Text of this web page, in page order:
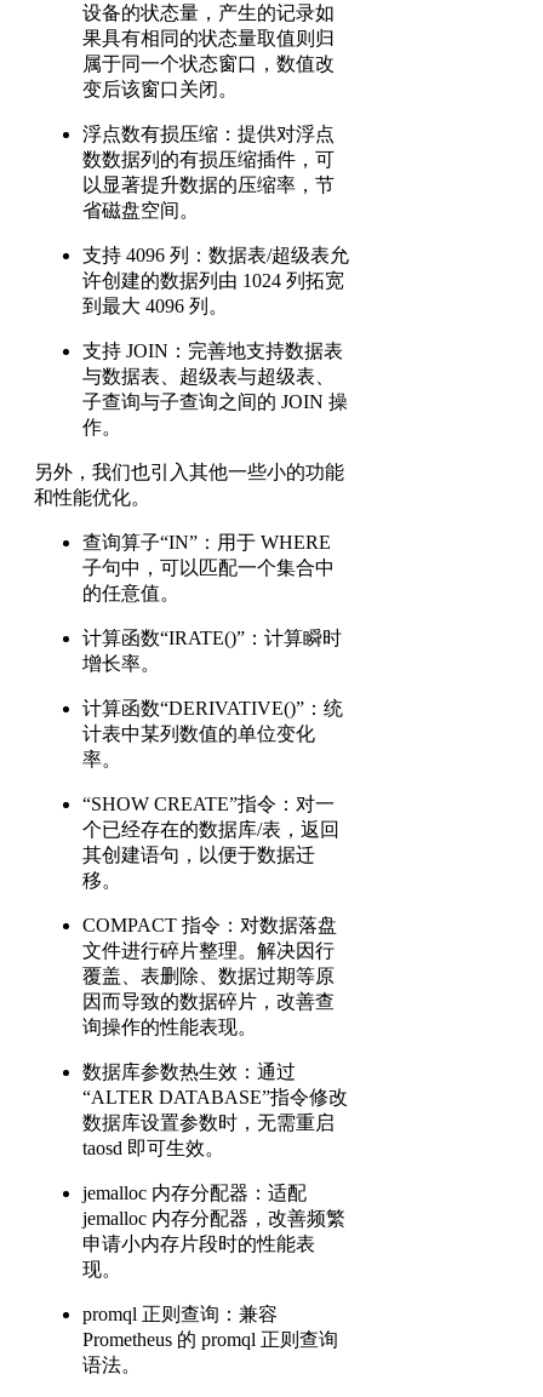
设备的状态量，产生的记录如
果具有相同的状态量取值则归
属于同一个状态窗口，数值改
变后该窗口关闭。
浮点数有损压缩：提供对浮点
数数据列的有损压缩插件，可
以显著提升数据的压缩率，节
省磁盘空间。
支持 4096 列：数据表/超级表允
许创建的数据列由 1024 列拓宽
到最大 4096 列。
支持 JOIN：完善地支持数据表
与数据表、超级表与超级表、
子查询与子查询之间的 JOIN 操
作。
另外，我们也引入其他一些小的功能
和性能优化。
查询算子“IN”：用于 WHERE
子句中，可以匹配一个集合中
的任意值。
计算函数“IRATE()”：计算瞬时
增长率。
计算函数“DERIVATIVE()”：统
计表中某列数值的单位变化
率。
“SHOW CREATE”指令：对一
个已经存在的数据库/表，返回
其创建语句，以便于数据迁
移。
COMPACT 指令：对数据落盘
文件进行碎片整理。解决因行
覆盖、表删除、数据过期等原
因而导致的数据碎片，改善查
询操作的性能表现。
数据库参数热生效：通过
“ALTER DATABASE”指令修改
数据库设置参数时，无需重启
taosd 即可生效。
jemalloc 内存分配器：适配
jemalloc 内存分配器，改善频繁
申请小内存片段时的性能表
现。
promql 正则查询：兼容
Prometheus 的 promql 正则查询
语法。